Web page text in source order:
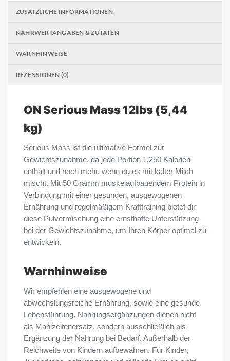
ZUSÄTZLICHE INFORMATIONEN
NÄHRWERTANGABEN & ZUTATEN
WARNHINWEISE
REZENSIONEN (0)
ON Serious Mass 12lbs (5,44
kg)
Serious Mass ist die ultimative Formel zur
Gewichtszunahme, da jede Portion 1.250 Kalorien
enthält und noch mehr, wenn du es mit kalter Milch
mischt. Mit 50 Gramm muskelaufbauendem Protein in
Verbindung mit einer gesunden, ausgewogenen
Ernährung und regelmäßigem Krafttraining bietet dir
diese Pulvermischung eine ernsthafte Unterstützung
bei der Gewichtszunahme, um Ihren Körper optimal zu
entwickeln.
Warnhinweise
Wir empfehlen eine ausgewogene und
abwechslungsreiche Ernährung, sowie eine gesunde
Lebensführung. Nahrungsergänzungen dienen nicht
als Mahlzeitenersatz, sondern ausschließlich als
Ergänzung der Nahrung bei Bedarf. Außerhalb der
Reichweite von Kindern aufbewahren. Für Kinder,